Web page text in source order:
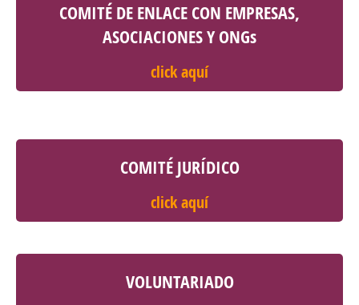
COMITÉ DE ENLACE CON EMPRESAS,
ASOCIACIONES Y ONGs
click aquí
COMITÉ JURÍDICO
click aquí
VOLUNTARIADO